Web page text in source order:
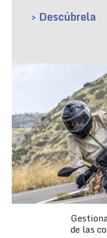
de las
> Descúbrela